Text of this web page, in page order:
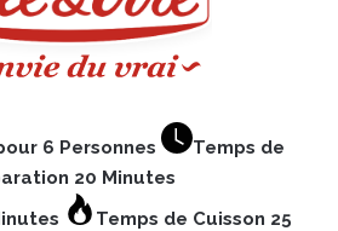
6 Personnes
Temps de
20 Minutes
Temps de Cuisson 25